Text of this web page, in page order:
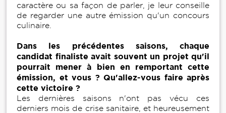
caractère ou sa façon de parler, je leur conseille
de regarder une autre émission qu'un concours
culinaire.
Dans les précédentes saisons, chaque
candidat finaliste avait souvent un projet qu'il
pourrait mener à bien en remportant cette
émission, et vous ? Qu'allez-vous faire après
cette victoire ?
Les dernières saisons n'ont pas vécu ces
derniers mois de crise sanitaire, et heureusement